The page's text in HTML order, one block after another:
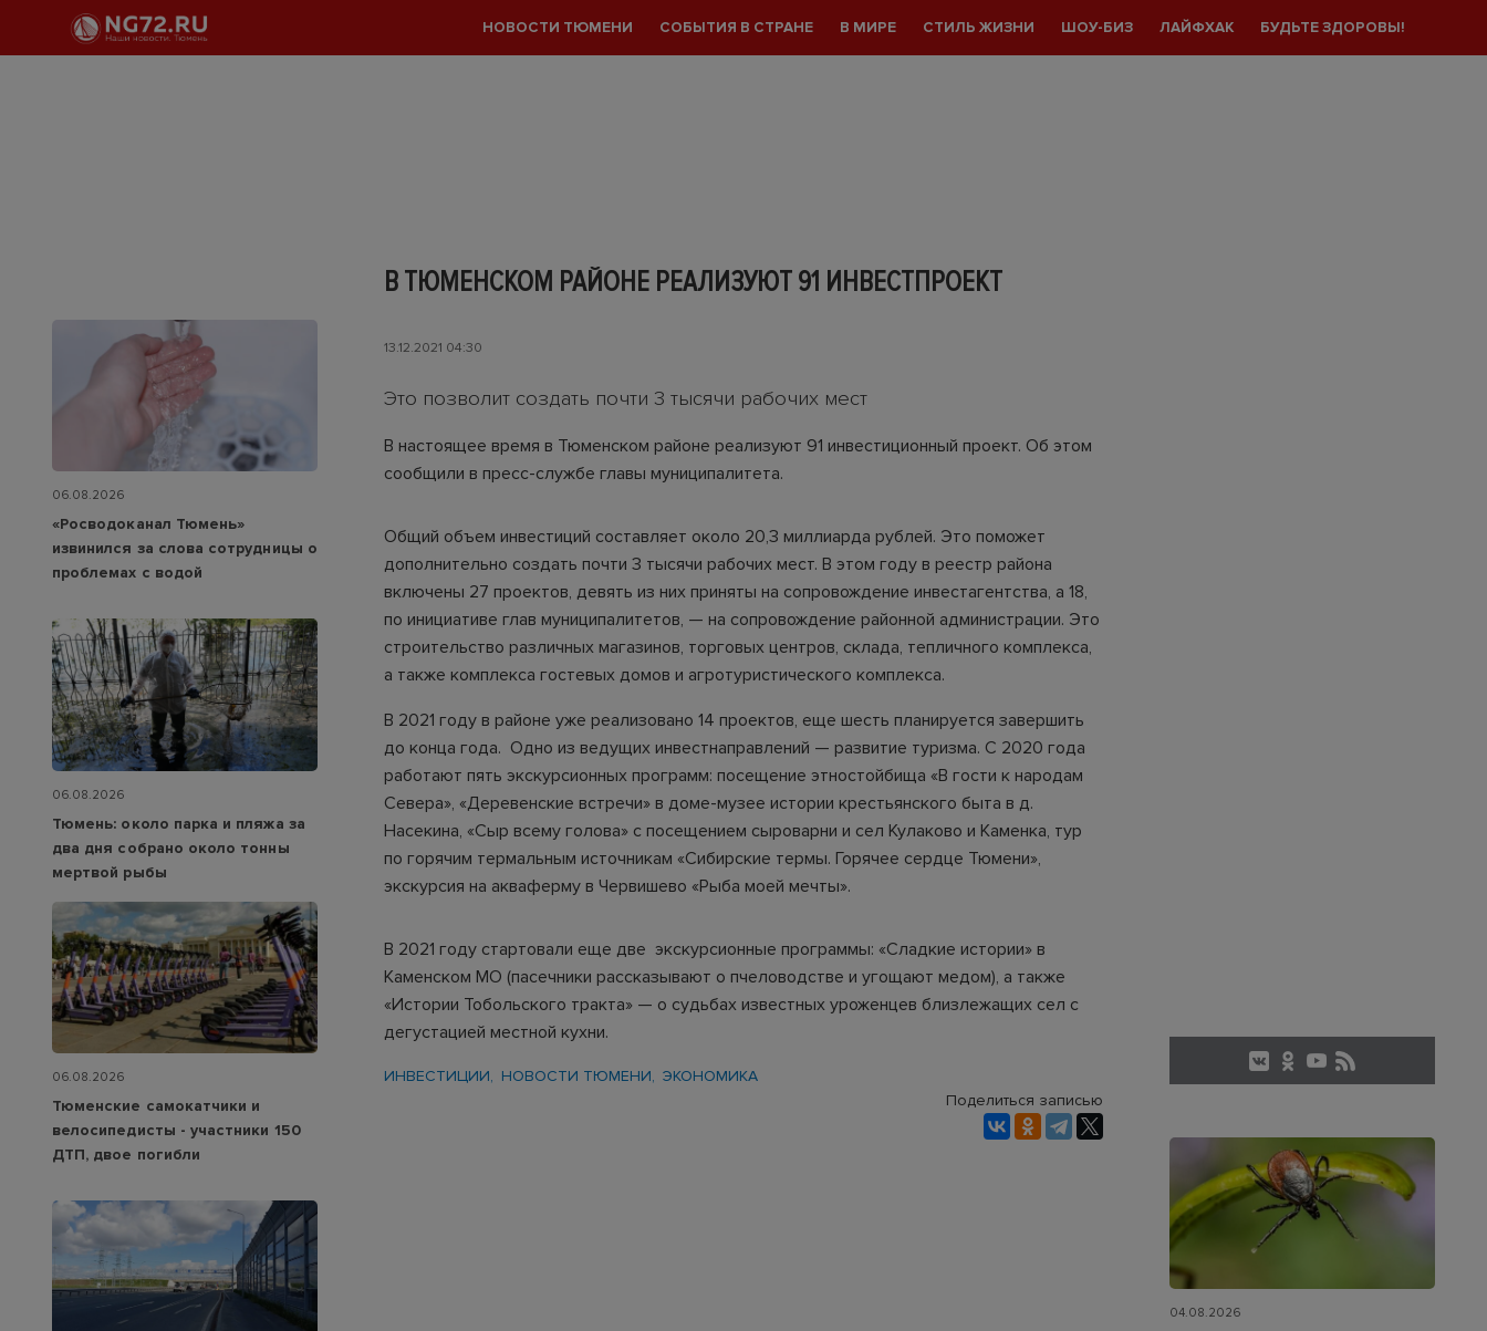
НОВОСТИ ТЮМЕНИ СОБЫТИЯ В СТРАНЕ В МИРЕ СТИЛЬ ЖИЗНИ ШОУ-БИЗ ЛАЙФХАК БУДЬТЕ ЗДОРОВЫ!
В ТЮМЕНСКОМ РАЙОНЕ РЕАЛИЗУЮТ 91 ИНВЕСТПРОЕКТ
13.12.2021 04:30
Это позволит создать почти 3 тысячи рабочих мест
В настоящее время в Тюменском районе реализуют 91 инвестиционный проект. Об этом
сообщили в пресс-службе главы муниципалитета.
Общий объем инвестиций составляет около 20,3 миллиарда рублей. Это поможет
дополнительно создать почти 3 тысячи рабочих мест. В этом году в реестр района
включены 27 проектов, девять из них приняты на сопровождение инвестагентства, а 18,
по инициативе глав муниципалитетов, — на сопровождение районной администрации. Это
строительство различных магазинов, торговых центров, склада, тепличного комплекса,
а также комплекса гостевых домов и агротуристического комплекса.
В 2021 году в районе уже реализовано 14 проектов, еще шесть планируется завершить
до конца года. Одно из ведущих инвестнаправлений — развитие туризма. С 2020 года
работают пять экскурсионных программ: посещение этностойбища «В гости к народам
Севера», «Деревенские встречи» в доме-музее истории крестьянского быта в д.
Насекина, «Сыр всему голова» с посещением сыроварни и сел Кулаково и Каменка, тур
по горячим термальным источникам «Сибирские термы. Горячее сердце Тюмени»,
экскурсия на акваферму в Червишево «Рыба моей мечты».
В 2021 году стартовали еще две экскурсионные программы: «Сладкие истории» в
Каменском МО (пасечники рассказывают о пчеловодстве и угощают медом), а также
«Истории Тобольского тракта» — о судьбах известных уроженцев близлежащих сел с
дегустацией местной кухни.
ИНВЕСТИЦИИ НОВОСТИ ТЮМЕНИ
ЭКОНОМИКА
Поделиться записью
06.08.2026
«Росводоканал Тюмень»
извинился за слова сотрудницы о
проблемах с водой
06.08.2026
Тюмень: около парка и пляжа за
два дня собрано около тонны
мертвой рыбы
06.08.2026
Тюменские самокатчики и
велосипедисты - участники 150
ДТП, двое погибли
04.08.2026